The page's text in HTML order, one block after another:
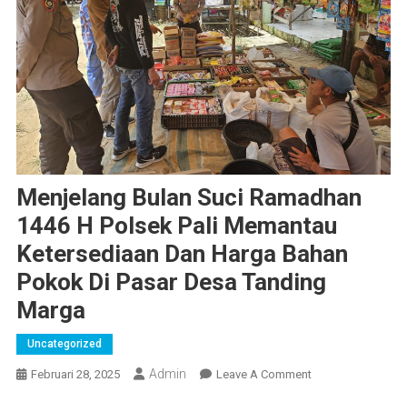
Menjelang Bulan Suci Ramadhan
1446 H Polsek Pali Memantau
Ketersediaan Dan Harga Bahan
Pokok Di Pasar Desa Tanding
Marga
Uncategorized
Februari 28, 2025 Admin Leave A CommentOn